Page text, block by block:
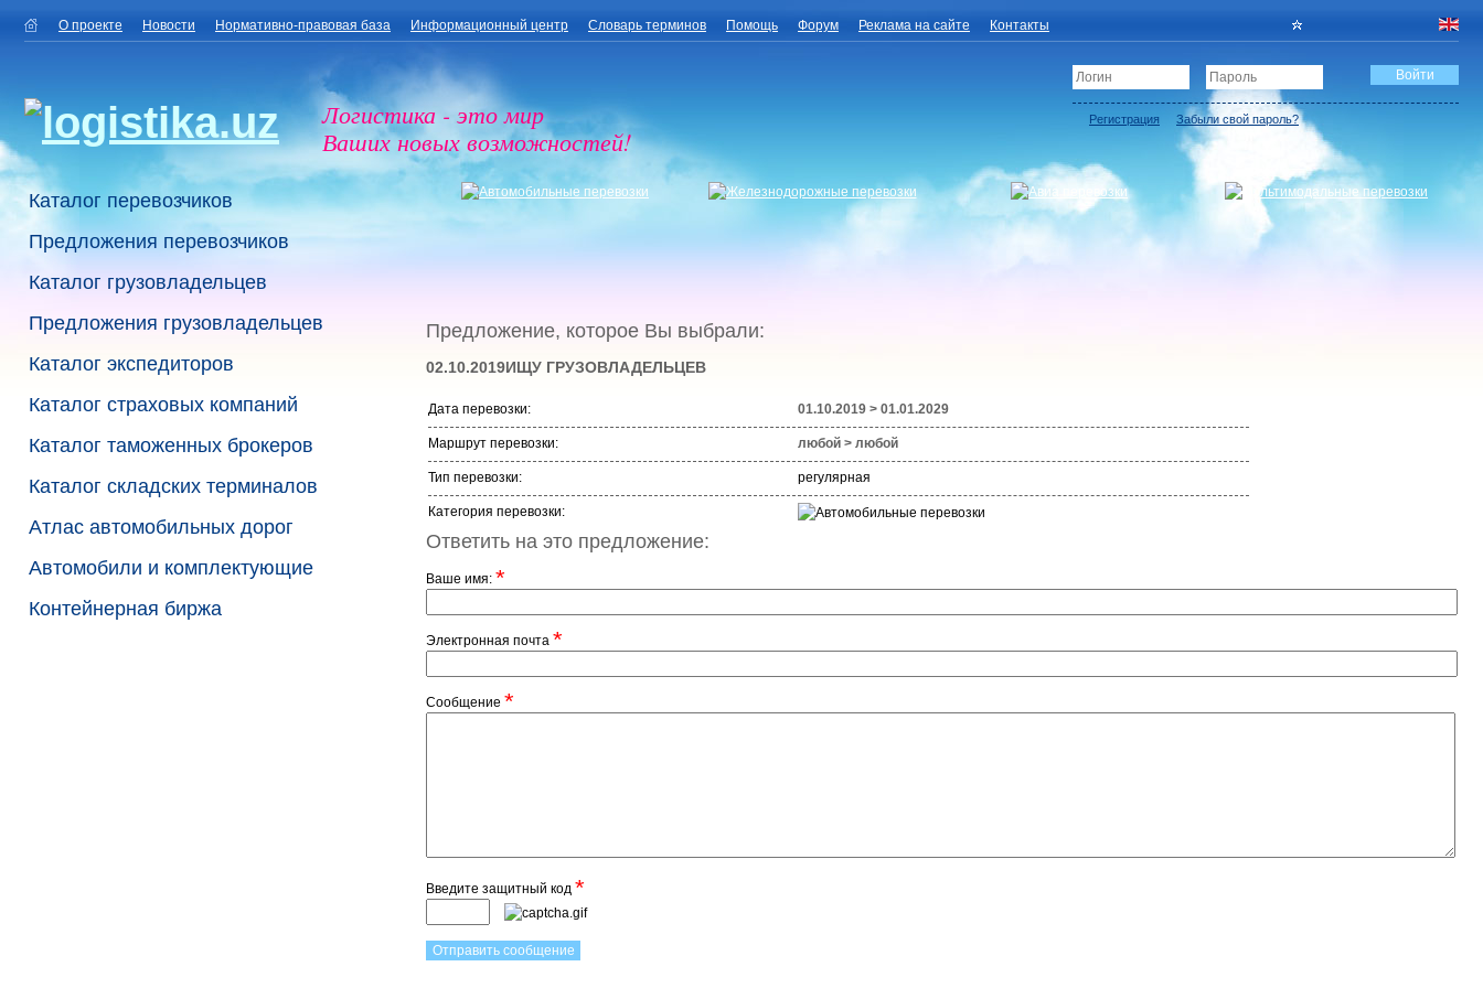
О проекте Новости Нормативно-правовая база Информационный центр Словарь терминов Помощь Форум Реклама на сайте Контакты
Логистика - это мир
Ваших новых возможностей!
Регистрация Забыли свой пароль?
Каталог перевозчиков
Предложения перевозчиков
Каталог грузовладельцев
Предложения грузовладельцев
Каталог экспедиторов
Каталог страховых компаний
Каталог таможенных брокеров
Каталог складских терминалов
Атлас автомобильных дорог
Автомобили и комплектующие
Контейнерная биржа
Предложение, которое Вы выбрали:
02.10.2019ИЩУ ГРУЗОВЛАДЕЛЬЦЕВ
Дата перевозки: 01.10.2019 > 01.01.2029
Маршрут перевозки: любой > любой
Тип перевозки: регулярная
Категория перевозки:
Ответить на это предложение:
Ваше имя: *
Электронная почта *
Сообщение *
Введите защитный код *